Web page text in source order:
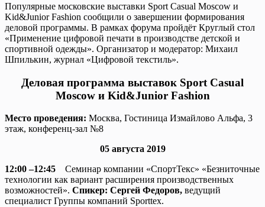
Популярные московские выставки Sport Casual Moscow и
Kid&Junior Fashion сообщили о завершении формирования
деловой программы. В рамках форума пройдёт Круглый стол
«Применение цифровой печати в производстве детской и
спортивной одежды». Организатор и модератор: Михаил
Шпилькин, журнал «Цифровой текстиль».
Деловая программа выставок Sport Casual
Moscow иKid&Junior Fashion
Место проведения: Москва, Гостиница Измайлово Альфа, 3
этаж, конференц-зал №8
05 августа 2019
12:00 –12:45 Семинар компании «СпортТекс» «Безниточные
технологии как вариант расширения производственных
возможностей». Спикер: Сергей Федоров, ведущий
специалист Группы компаний Sporttex.